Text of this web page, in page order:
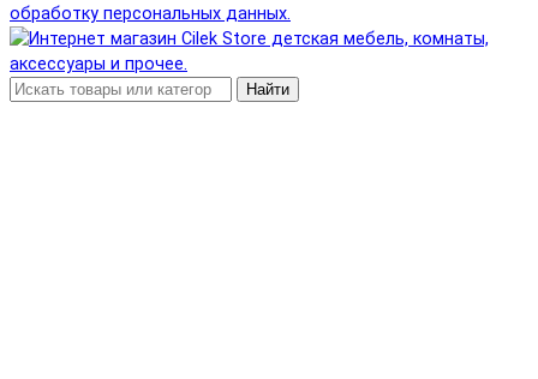
обработку персональных данных.
Найти